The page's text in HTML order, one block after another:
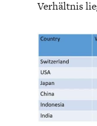
Verhältnis